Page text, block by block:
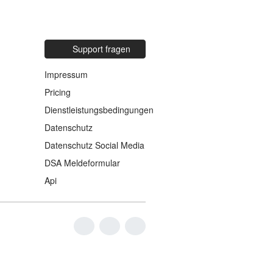
Support fragen
Impressum
Pricing
Dienstleistungsbedingungen
Datenschutz
Datenschutz Social Media
DSA Meldeformular
Api